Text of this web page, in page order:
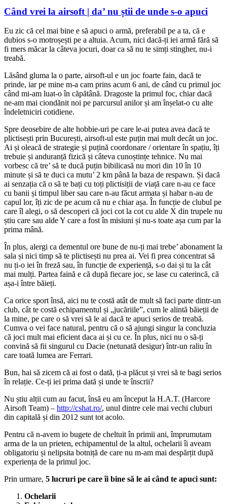
Când vrei la airsoft | da’ nu știi de unde s-o apuci
Eu zic că cel mai bine e să apuci o armă, preferabil pe a ta, că e
dubios s-o motroșești pe a altuia. Acum, nici dacă-ți iei armă fără să
fi mers măcar la câteva jocuri, doar ca să nu te simți stingher, nu-i
treabă.
Lăsând gluma la o parte, airsoft-ul e un joc foarte fain, dacă te
prinde, iar pe mine m-a cam prins acum 6 ani, de când cu primul joc
când mi-am luat-o în căpătână. Dragoste la primul foc, chiar dacă
ne-am mai ciondănit noi pe parcursul anilor și am înșelat-o cu alte
îndeletniciri cotidiene.
Spre deosebire de alte hobbie-uri pe care le-ai putea avea dacă te
plictisești prin București, airsoft-ul este puțin mai mult decât un joc.
Ai și oleacă de strategie și puțină coordonare / orientare în spațiu, îți
trebuie și anduranță fizică și câteva cunoștințe tehnice. Nu mai
vorbesc că tre’ să te ducă puțin bibilicasă nu mori din 10 în 10
minute și să te duci ca mutu’ 2 km până la baza de respawn. Și dacă
ai senzația că o să te bați cu toți plictisiții de viață care n-au ce face
cu banii și timpul liber sau care n-au făcut armata și habar n-au de
capul lor, îți zic de pe acum că nu e chiar așa. În funcție de clubul pe
care îl alegi, o să descoperi că joci cot la cot cu alde X din trupele nu
știu care sau alde Y care a fost în misiuni și nu-s toate așa cum par la
prima mână.
În plus, alergi ca dementul ore bune de nu-ți mai trebe’ abonament la
sala și nici timp să te plictisești nu prea ai. Vei fi prea concentrat să
nu ți-o iei în freză sau, în funcție de experiență, s-o dai și tu la cât
mai mulți. Partea faină e că după fiecare joc, se lase cu caterincă, că
așa-i între băieți.
Ca orice sport însă, aici nu te costă atât de mult să faci parte dintr-un
club, cât te costă echipamentul și „jucăriile”, cum le alintă băieții de
la mine, pe care o să vrei să le ai dacă te apuci serios de treabă.
Cumva o vei face natural, pentru că o să ajungi singur la concluzia
că joci mult mai eficient daca ai și cu ce. În plus, nici nu o să-ți
convină să fii singurul cu Dacie (netunată desigur) într-un raliu în
care toată lumea are Ferrari.
Bun, hai să zicem că ai fost o dată, ți-a plăcut și vrei să te bagi serios
în relație. Ce-ți iei prima dată și unde te înscrii?
Nu știu alții cum au facut, însă eu am început la H.A.T. (Harcore
Airsoft Team) – http://cshat.ro/, unul dintre cele mai vechi cluburi
din capitală și din 2012 sunt tot acolo.
Pentru că n-avem io bugete de cheltuit în primii ani, împrumutam
arma de la un prieten, echipamentul de la altul, ochelarii îi aveam
obligatoriu și nelipsita botniță de care nu m-am mai despărțit după
experiența de la primul joc.
Prin urmare, 5 lucruri pe care îi bine să le ai când te apuci sunt:
Ochelarii